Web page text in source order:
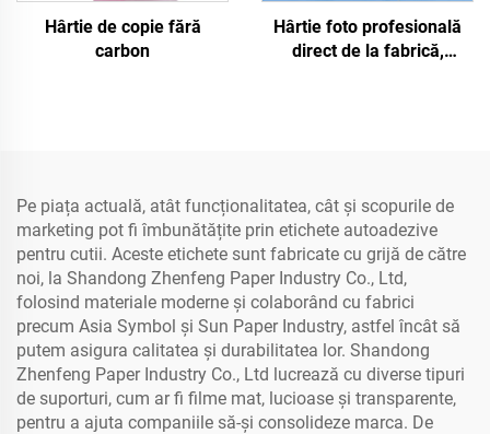
Hârtie de copie fără
carbon
Hârtie foto profesională
direct de la fabrică,
Pe piața actuală, atât funcționalitatea, cât și scopurile de
marketing pot fi îmbunătățite prin etichete autoadezive
pentru cutii. Aceste etichete sunt fabricate cu grijă de către
noi, la Shandong Zhenfeng Paper Industry Co., Ltd,
folosind materiale moderne și colaborând cu fabrici
precum Asia Symbol și Sun Paper Industry, astfel încât să
putem asigura calitatea și durabilitatea lor. Shandong
Zhenfeng Paper Industry Co., Ltd lucrează cu diverse tipuri
de suporturi, cum ar fi filme mat, lucioase și transparente,
pentru a ajuta companiile să-și consolideze marca. De